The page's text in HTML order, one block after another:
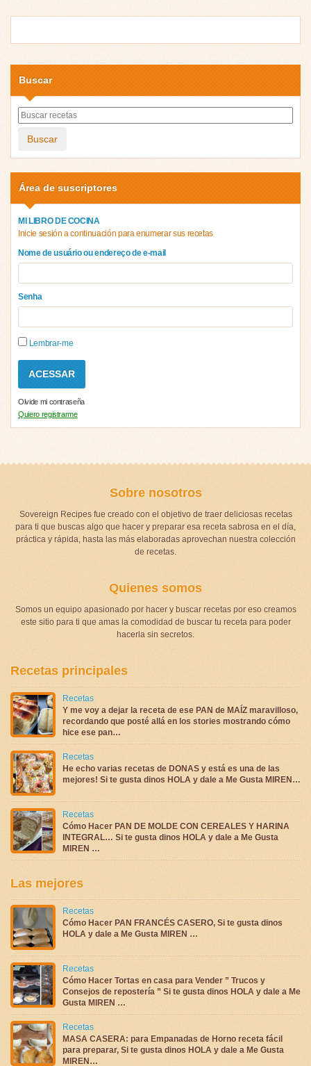
Buscar
Buscar
Área de suscriptores
MI LIBRO DE COCINA
Inicie sesión a continuación para enumerar sus recetas
Nome de usuário ou endereço de e-mail
Senha
Lembrar-me
Olvide mi contraseña
Quiero registrarme
Sobre nosotros
Sovereign Recipes fue creado con el objetivo de traer deliciosas recetas
para ti que buscas algo que hacer y preparar esa receta sabrosa en el día,
práctica y rápida, hasta las más elaboradas aprovechan nuestra colección
de recetas.
Quienes somos
Somos un equipo apasionado por hacer y buscar recetas por eso creamos
este sitio para ti que amas la comodidad de buscar tu receta para poder
hacerla sin secretos.
Recetas principales
Recetas
Y me voy a dejar la receta de ese PAN de MAÍZ maravilloso,
recordando que posté allá en los stories mostrando cómo
hice ese pan…
Recetas
He echo varias recetas de DONAS y está es una de las
mejores! Si te gusta dinos HOLA y dale a Me Gusta MIREN…
Recetas
Cómo Hacer PAN DE MOLDE CON CEREALES Y HARINA
INTEGRAL… Si te gusta dinos HOLA y dale a Me Gusta
MIREN …
Las mejores
Recetas
Cómo Hacer PAN FRANCÉS CASERO, Si te gusta dinos
HOLA y dale a Me Gusta MIREN …
Recetas
Cómo Hacer Tortas en casa para Vender ” Trucos y
Consejos de repostería ” Si te gusta dinos HOLA y dale a Me
Gusta MIREN …
Recetas
MASA CASERA: para Empanadas de Horno receta fácil
para preparar, Si te gusta dinos HOLA y dale a Me Gusta
MIREN…